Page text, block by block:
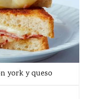
york y queso